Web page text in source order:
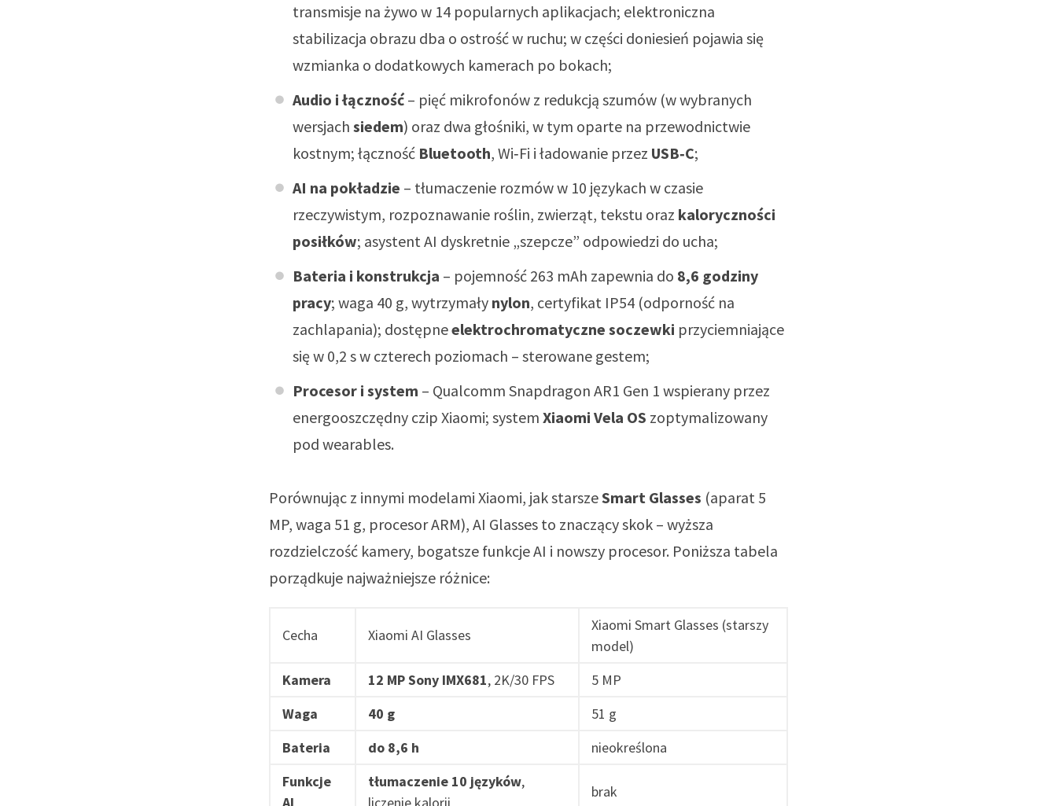
transmisje na żywo w 14 popularnych aplikacjach; elektroniczna
stabilizacja obrazu dba o ostrość w ruchu; w części doniesień pojawia się
wzmianka o dodatkowych kamerach po bokach;
Audio i łączność– pięć mikrofonów z redukcją szumów (w wybranych
wersjach siedem) oraz dwa głośniki, w tym oparte na przewodnictwie
kostnym; łączność Bluetooth, Wi‑Fi i ładowanie przez USB‑C;
AI na pokładzie – tłumaczenie rozmów w 10 językach w czasie
rzeczywistym, rozpoznawanie roślin, zwierząt, tekstu oraz kaloryczności
posiłków; asystent AI dyskretnie „szepcze” odpowiedzi do ucha;
Bateria i konstrukcja – pojemność 263 mAh zapewnia do 8,6 godziny
pracy; waga 40 g, wytrzymały nylon, certyfikat IP54 (odporność na
zachlapania); dostępneelektrochromatyczne soczewki przyciemniające
się w 0,2 s w czterech poziomach – sterowane gestem;
Procesor i system – Qualcomm Snapdragon AR1 Gen 1 wspierany przez
energooszczędny czip Xiaomi; system Xiaomi Vela OS zoptymalizowany
pod wearables.
Porównując z innymi modelami Xiaomi, jak starszeSmart Glasses (aparat 5
MP, waga 51 g, procesor ARM), AI Glasses to znaczący skok – wyższa
rozdzielczość kamery, bogatsze funkcje AI i nowszy procesor. Poniższa tabela
porządkuje najważniejsze różnice:
Cecha Xiaomi AI Glasses
Xiaomi Smart Glasses (starszy
model)
Kamera
12 MP Sony IMX681, 2K/30 FPS
5 MP
Waga
40 g
51 g
Bateria
do 8,6 h
nieokreślona
Funkcje
AI
tłumaczenie 10 języków,
liczenie kalorii
brak